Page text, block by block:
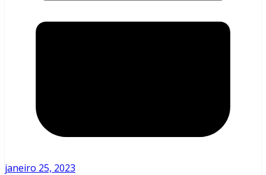
janeiro 25, 2023